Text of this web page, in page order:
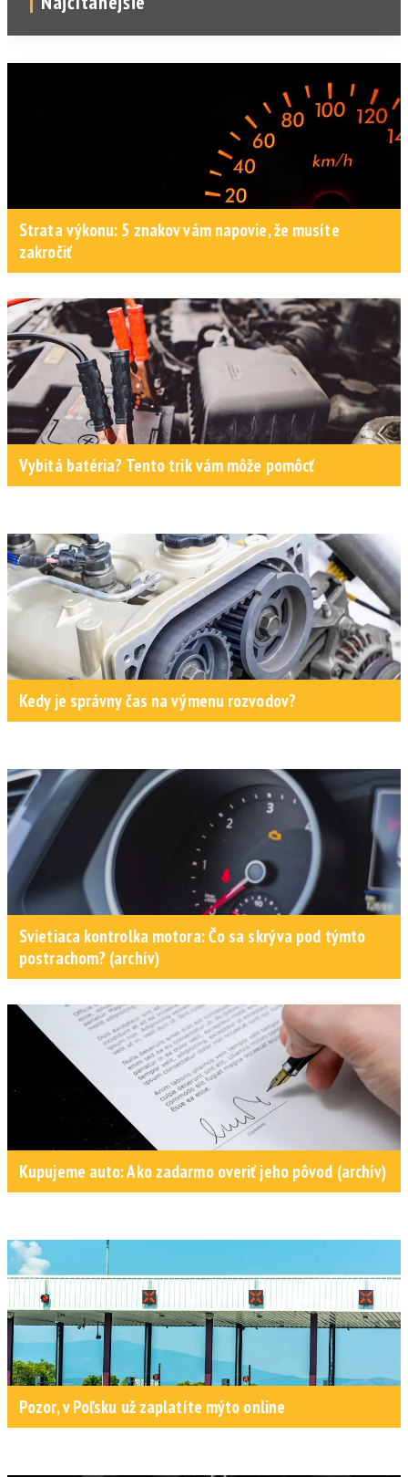
Strata výkonu: 5 znakov vám napovie, že musíte
zakročiť
Vybitá batéria? Tento trik vám môže pomôcť
Kedy je správny čas na výmenu rozvodov?
Svietiaca kontrolka motora: Čo sa skrýva pod týmto
postrachom? (archív)
Kupujeme auto: Ako zadarmo overiť jeho pôvod (archív)
Pozor, v Poľsku už zaplatíte mýto online